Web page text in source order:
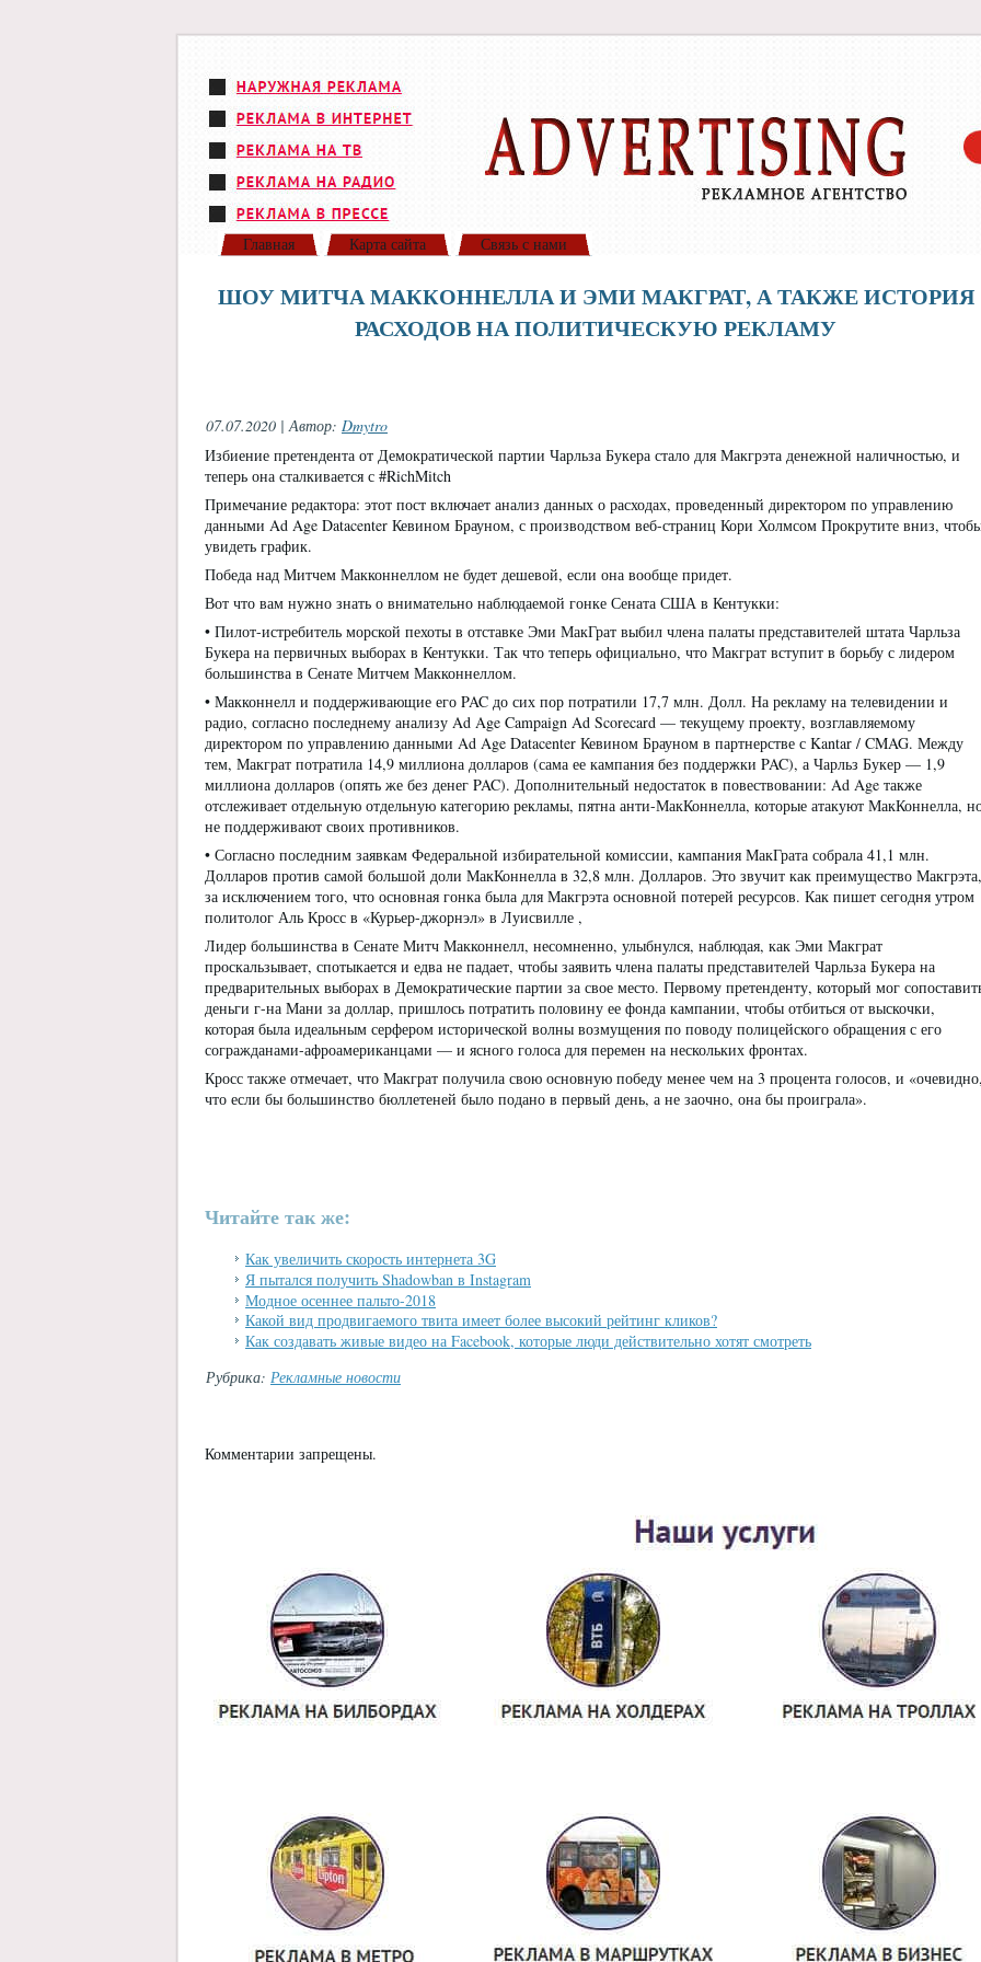
Главная Карта сайта Связь с нами
ШОУ МИТЧА МАККОННЕЛЛА И ЭМИ МАКГРАТ, А ТАКЖЕ ИСТОРИЯ
РАСХОДОВ НА ПОЛИТИЧЕСКУЮ РЕКЛАМУ
07.07.2020 | Автор: Dmytro
Избиение претендента от Демократической партии Чарльза Букера стало для Макгрэта денежной наличностью, и
теперь она сталкивается с #RichMitch
Примечание редактора: этот пост включает анализ данных о расходах, проведенный директором по управлению
данными Ad Age Datacenter Кевином Брауном, с производством веб-страниц Кори Холмсом Прокрутите вниз,
увидеть график.
Победа над Митчем Макконнеллом не будет дешевой, если она вообще придет.
Вот что вам нужно знать о внимательно наблюдаемой гонке Сената США в Кентукки:
• Пилот-истребитель морской пехоты в отставке Эми МакГрат выбил члена палаты представителей штата Чарльза
Букера на первичных выборах в Кентукки. Так что теперь официально, что Макграт вступит в борьбу с лидером
большинства в Сенате Митчем Макконнеллом.
• Макконнелл и поддерживающие его PAC до сих пор потратили 17,7 млн. Долл. На рекламу на телевидении и
радио, согласно последнему анализу Ad Age Campaign Ad Scorecard — текущему проекту, возглавляемому
директором по управлению данными Ad Age Datacenter Кевином Брауном в партнерстве с Kantar / CMAG. Между
тем, Макграт потратила 14,9 миллиона долларов (сама ее кампания без поддержки PAC), а Чарльз Букер — 1,9
миллиона долларов (опять же без денег PAC). Дополнительный недостаток в повествовании: Ad Age также
отслеживает отдельную отдельную категорию рекламы, пятна анти-МакКоннелла, которые атакуют МакКоннелла,
не поддерживают своих противников.
• Согласно последним заявкам Федеральной избирательной комиссии, кампания МакГрата собрала 41,1 млн.
Долларов против самой большой доли МакКоннелла в 32,8 млн. Долларов. Это звучит как преимущество Макгрэта,
за исключением того, что основная гонка была для Макгрэта основной потерей ресурсов. Как пишет сегодня утром
политолог Аль Кросс в «Курьер-джорнэл» в Луисвилле ,
Лидер большинства в Сенате Митч Макконнелл, несомненно, улыбнулся, наблюдая, как Эми Макграт
проскальзывает, спотыкается и едва не падает, чтобы заявить члена палаты представителей Чарльза Букера на
предварительных выборах в Демократические партии за свое место. Первому претенденту, который мог
деньги г-на Мани за доллар, пришлось потратить половину ее фонда кампании, чтобы отбиться от выскочки,
которая была идеальным серфером исторической волны возмущения по поводу полицейского обращения с его
согражданами-афроамериканцами — и ясного голоса для перемен на нескольких фронтах.
Кросс также отмечает, что Макграт получила свою основную победу менее чем на 3 процента голосов, и
что если бы большинство бюллетеней было подано в первый день, а не заочно, она бы проиграла».
Читайте так же:
Как увеличить скорость интернета 3G
Я пытался получить Shadowban в Instagram
Модное осеннее пальто-2018
Какой вид продвигаемого твита имеет более высокий рейтинг кликов?
Как создавать живые видео на Facebook, которые люди действительно хотят смотреть
Рубрика: Рекламные новости
Комментарии запрещены.